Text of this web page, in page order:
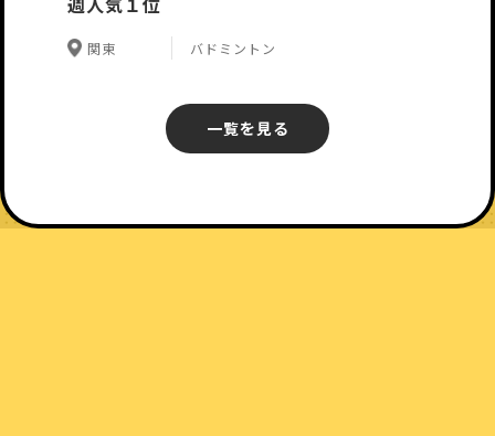
関東 バドミントン
一覧を見る